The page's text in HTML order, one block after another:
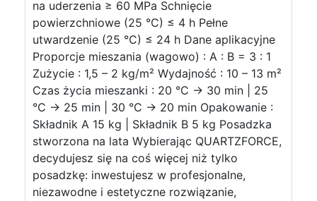
na uderzenia ≥ 60 MPa Schnięcie
powierzchniowe (25 °C) ≤ 4 h Pełne
utwardzenie (25 °C) ≤ 24 h Dane aplikacyjne
Proporcje mieszania (wagowo) : A : B = 3 : 1
Zużycie : 1,5 – 2 kg/m² Wydajność : 10 – 13 m²
Czas życia mieszanki : 20 °C → 30 min | 25
°C → 25 min | 30 °C → 20 min Opakowanie :
Składnik A 15 kg | Składnik B 5 kg Posadzka
stworzona na lata Wybierając QUARTZFORCE,
decydujesz się na coś więcej niż tylko
posadzkę: inwestujesz w profesjonalne,
niezawodne i estetyczne rozwiązanie,